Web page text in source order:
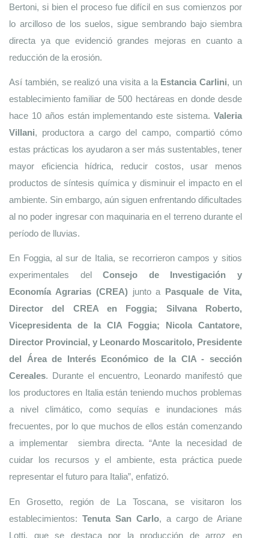
Bertoni, si bien el proceso fue difícil en sus comienzos por
lo arcilloso de los suelos, sigue sembrando bajo siembra
directa ya que evidenció grandes mejoras en cuanto a
reducción de la erosión.
Así también, se realizó una visita a la Estancia Carlini, un
establecimiento familiar de 500 hectáreas en donde desde
hace 10 años están implementando este sistema. Valeria
Villani, productora a cargo del campo, compartió cómo
estas prácticas los ayudaron a ser más sustentables, tener
mayor eficiencia hídrica, reducir costos, usar menos
productos de síntesis química y disminuir el impacto en el
ambiente. Sin embargo, aún siguen enfrentando dificultades
al no poder ingresar con maquinaria en el terreno durante el
período de lluvias.
En Foggia, al sur de Italia, se recorrieron campos y sitios
experimentales del Consejo de Investigación y
Economía Agrarias (CREA) junto a
Pasquale de Vita,
Director del CREA en Foggia; Silvana Roberto,
Vicepresidenta de la CIA Foggia; Nicola Cantatore,
Director Provincial, y Leonardo Moscaritolo, Presidente
del Área de Interés Económico de la CIA - sección
Cereales. Durante el encuentro, Leonardo manifestó que
los productores en Italia están teniendo muchos problemas
a nivel climático, como sequías e inundaciones más
frecuentes, por lo que muchos de ellos están comenzando
a implementar  siembra directa. “Ante la necesidad de
cuidar los recursos y el ambiente, esta práctica puede
representar el futuro para Italia”, enfatizó.
En Grosetto, región de La Toscana, se visitaron los
establecimientos: Tenuta San Carlo, a cargo de Ariane
Lotti, que se destaca por la producción de arroz en